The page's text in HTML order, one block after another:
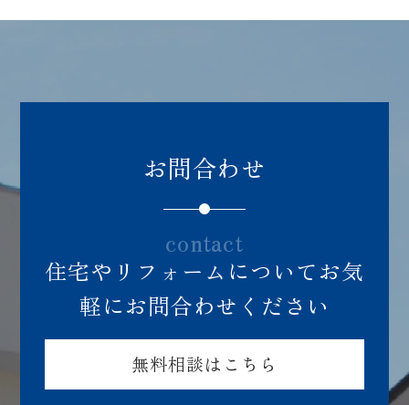
※日祝休み
お問合わせ
contact
住宅やリフォームについてお気
軽にお問合わせください
無料相談はこちら